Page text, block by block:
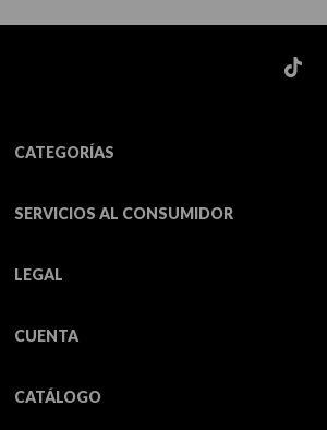
CATEGORÍAS
SERVICIOS AL CONSUMIDOR
LEGAL
CUENTA
CATÁLOGO